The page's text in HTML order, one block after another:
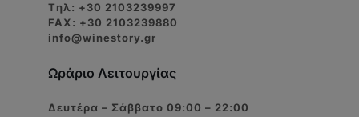
Tηλ: +30 2103239997
FAX: +30 2103239880
info@winestory.gr
Ωράριο Λειτουργίας
Δευτέρα – Σάββατο 09:00 – 22:00